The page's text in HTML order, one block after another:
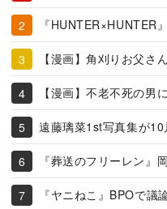
『HUNTER×HUNTER
【漫画】角刈りお父さ
【漫画】不老不死の男
遠藤璃菜1st写真集が10
『葬送のフリーレン』
『ヤニねこ』BPOで議